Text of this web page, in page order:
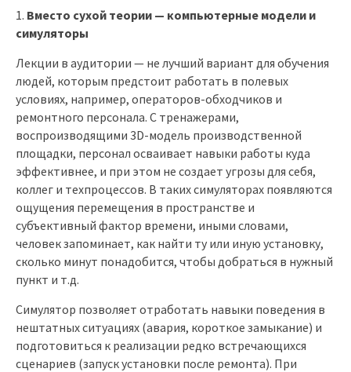
Вместо сухой теории — компьютерные модели и
симуляторы
Лекции в аудитории — не лучший вариант для обучения
людей, которым предстоит работать в полевых
условиях, например, операторов-обходчиков и
ремонтного персонала. С тренажерами,
воспроизводящими 3D-модель производственной
площадки, персонал осваивает навыки работы куда
эффективнее, и при этом не создает угрозы для себя,
коллег и техпроцессов. В таких симуляторах появляются
ощущения перемещения в пространстве и
субъективный фактор времени, иными словами,
человек запоминает, как найти ту или иную установку,
сколько минут понадобится, чтобы добраться в нужный
пункт и т.д.
Симулятор позволяет отработать навыки поведения в
нештатных ситуациях (авария, короткое замыкание) и
подготовиться к реализации редко встречающихся
сценариев (запуск установки после ремонта). При